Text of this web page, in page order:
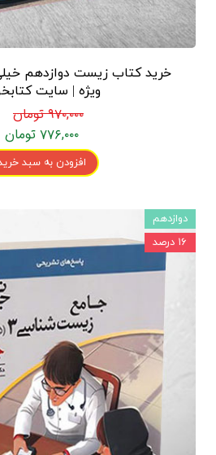
خرید کتاب زیست دوازدهم
ویژه | سایت
۹۷۰,۰۰۰ تومان
۷۷۶,۰۰۰ تومان
افزودن به سبد
دوازدهم
۱۶ درصد